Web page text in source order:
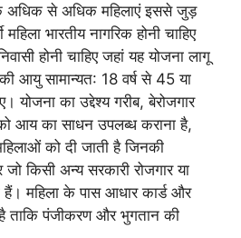
अधिक से अधिक महिलाएं इससे जुड़
भारतीय नागरिक होनी चाहिए
होनी चाहिए जहां यह योजना लागू
आयु सामान्यत: 18 वर्ष से 45 या
योजना का उद्देश्य गरीब, बेरोजगार
आय का साधन उपलब्ध कराना है,
को दी जाती है जिनकी
किसी अन्य सरकारी रोजगार या
हैं। महिला के पास आधार कार्ड और
ताकि पंजीकरण और भुगतान की